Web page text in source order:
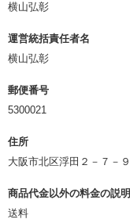
横山弘彰
運営統括責任者名
横山弘彰
郵便番号
5300021
住所
大阪市北区浮田２－７－９
商品代金以外の料金の説明
送料